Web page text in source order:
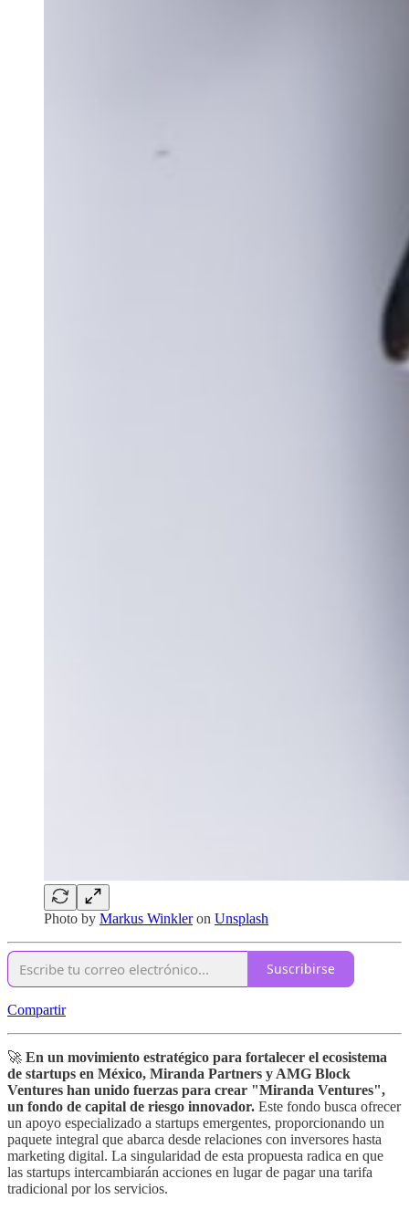
Photo by Markus Winkleron Unsplash
Suscribirse
Compartir
🚀 En un movimiento estratégico para fortalecer el ecosistema
de startups en México, Miranda Partners y AMG Block
Ventures han unido fuerzas para crear "Miranda Ventures",
un fondo de capital de riesgo innovador. Este fondo busca ofrecer
un apoyo especializado a startups emergentes, proporcionando un
paquete integral que abarca desde relaciones con inversores hasta
marketing digital. La singularidad de esta propuesta radica en que
las startups intercambiarán acciones en lugar de pagar una tarifa
tradicional por los servicios.